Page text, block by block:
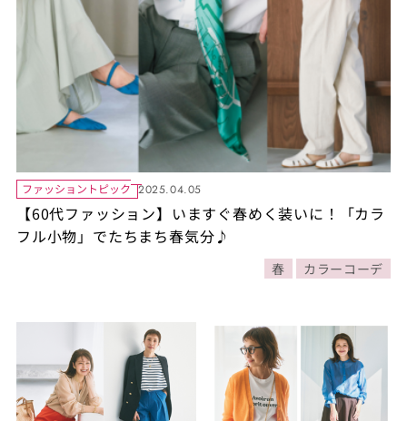
ファッショントピック 2025.04.05
【60代ファッション】いますぐ春めく装いに！「カラ
フル小物」でたちまち春気分♪
春 カラーコーデ